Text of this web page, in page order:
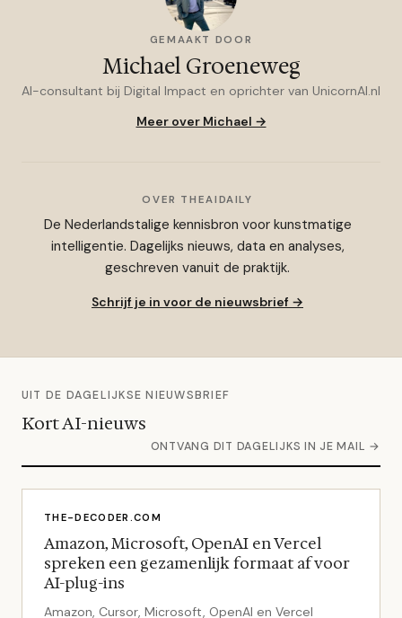
GEMAAKT DOOR
Michael Groeneweg
AI-consultant bij Digital Impact en oprichter van UnicornAI.nl
Meer over Michael →
OVER THEAIDAILY
De Nederlandstalige kennisbron voor kunstmatige
intelligentie. Dagelijks nieuws, data en analyses,
geschreven vanuit de praktijk.
Schrijf je in voor de nieuwsbrief →
UIT DE DAGELIJKSE NIEUWSBRIEF
Kort AI-nieuws
ONTVANG DIT DAGELIJKS IN JE MAIL →
THE-DECODER.COM
Amazon, Microsoft, OpenAI en Vercel
spreken een gezamenlijk formaat af voor
AI-plug-ins
Amazon, Cursor, Microsoft, OpenAI en Vercel